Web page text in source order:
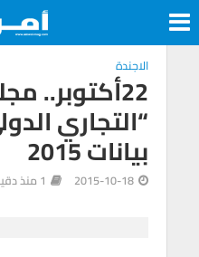
الاجندة
22أكتوبر..
“التجاري
بيانات 2015
2015-10-18 1 منذ دقيقة